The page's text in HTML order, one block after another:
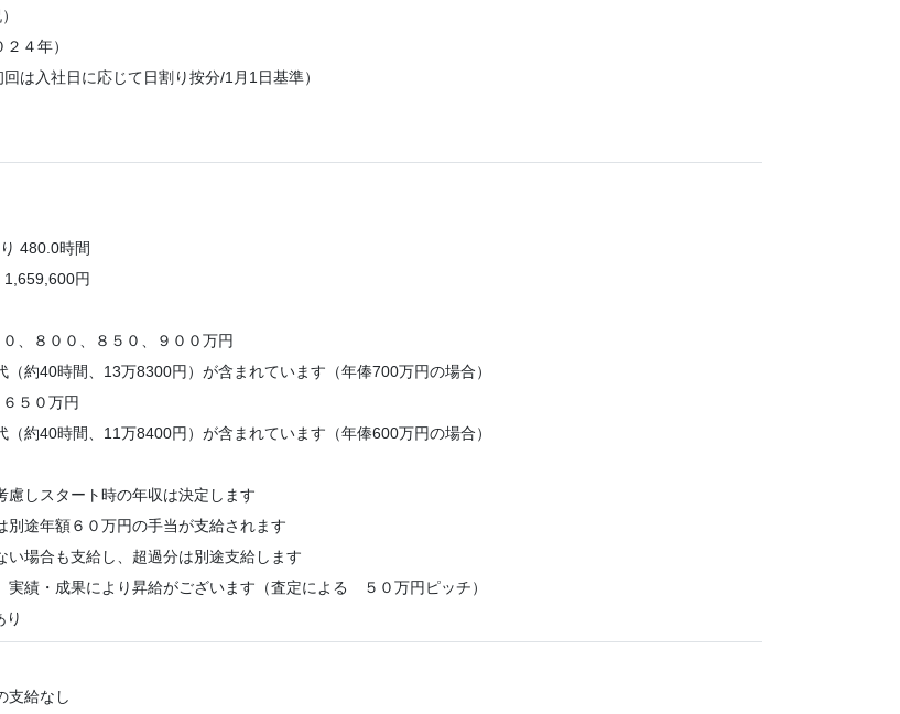
４年）
は入社日に応じて日割り按分/1月1日基準）
480.0時間
円
、８００、８５０、９００万円
約40時間、13万8300円）が含まれています（年俸700万円の場合）
５０万円
約40時間、11万8400円）が含まれています（年俸600万円の場合）
慮しスタート時の年収は決定します
別途年額６０万円の手当が支給されます
い場合も支給し、超過分は別途支給します
実績・成果により昇給がございます（査定による ５０万円ピッチ）
り
支給なし